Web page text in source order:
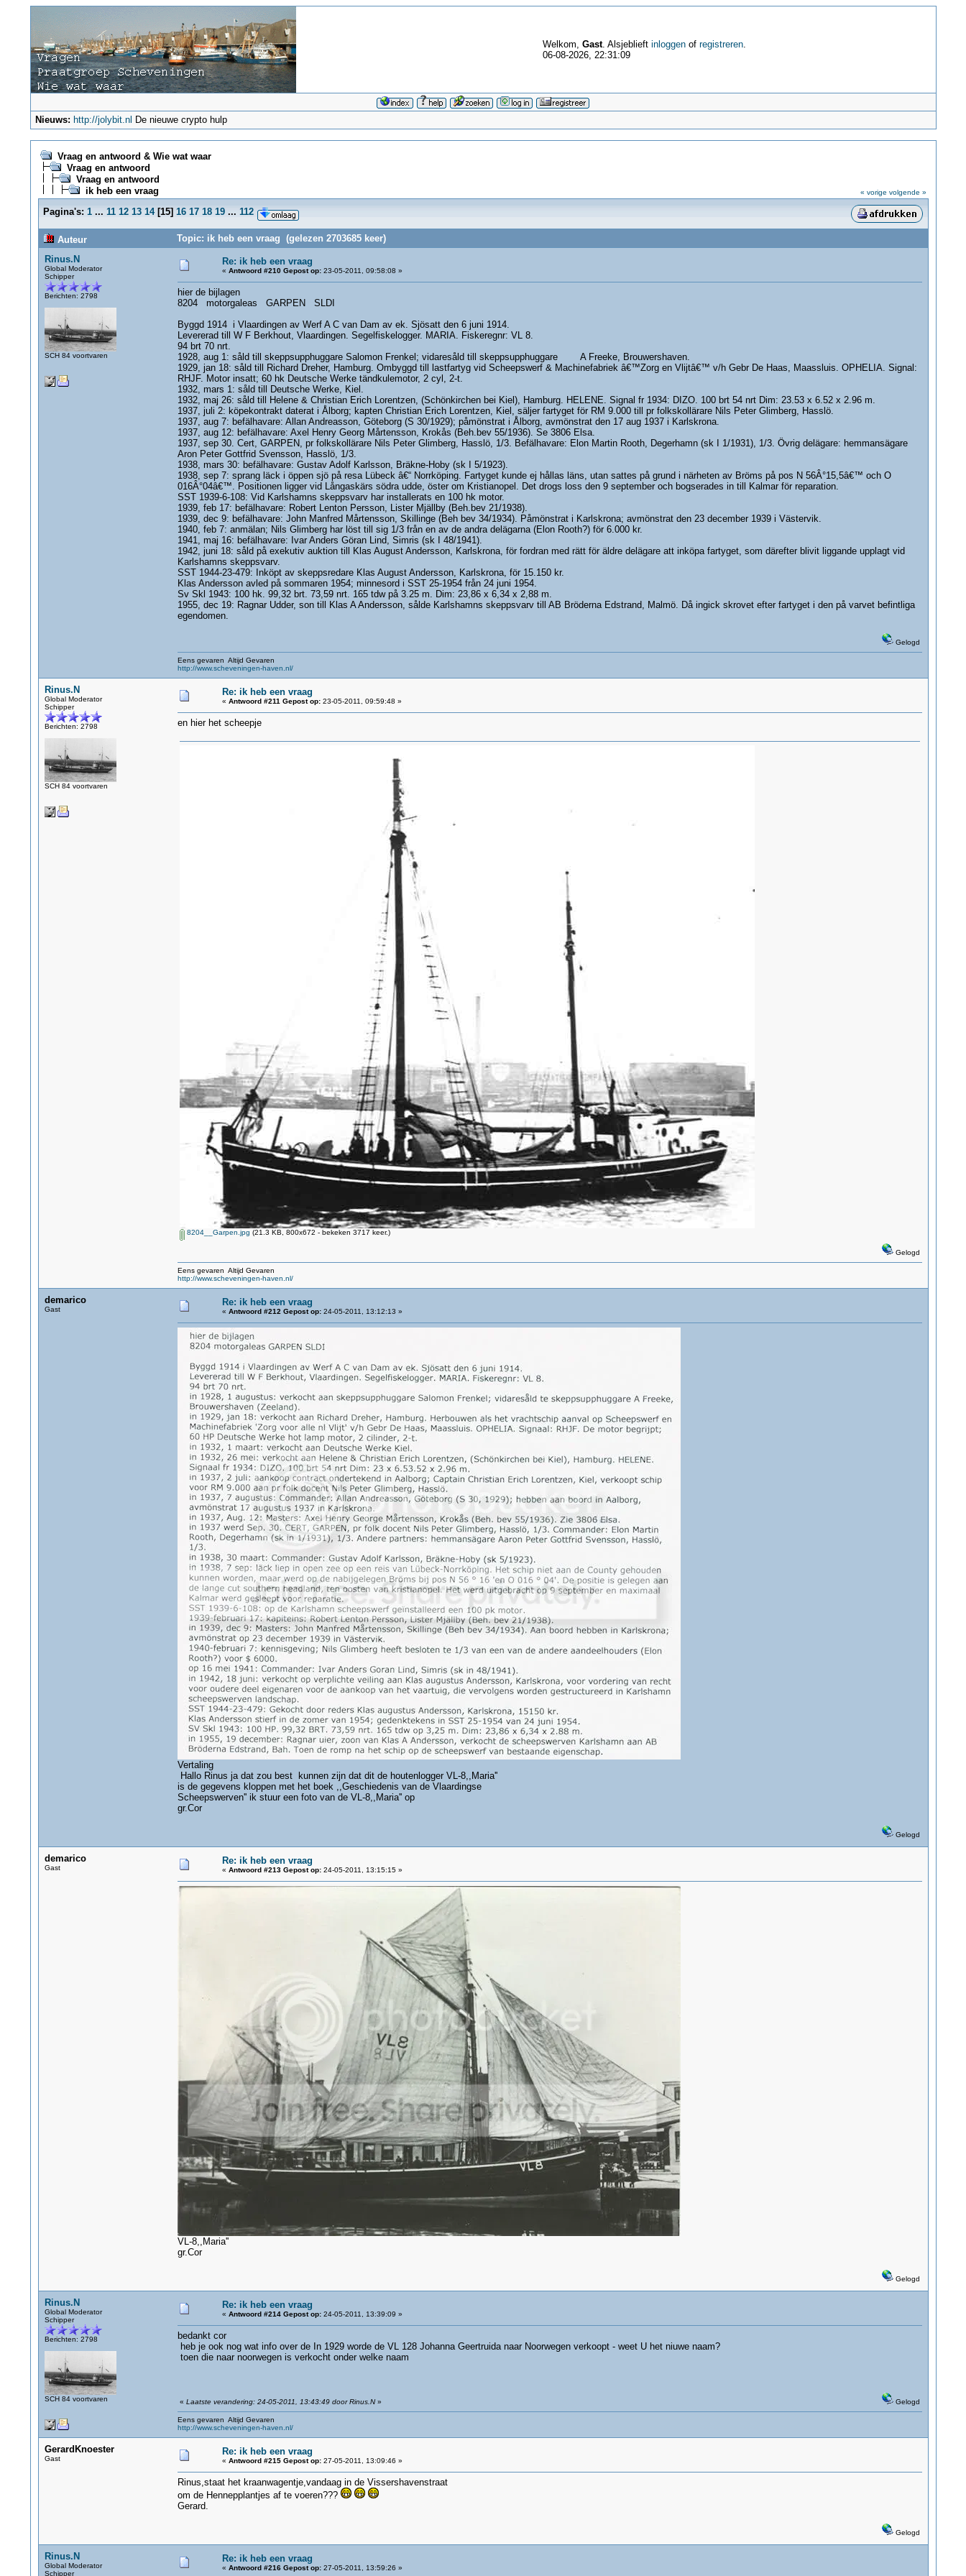
Welkom, Gast. Alsjeblieft inloggenof registreren.
06-08-2026, 22:31:09
Nieuws: http://jolybit.nl De nieuwe crypto hulp
Vraag en antwoord & Wie wat waar
Vraag en antwoord
Vraag en antwoord
ik heb een vraag
« vorige volgende »
Pagina's: 1 ... 11 12 13 14[15] 16 17 18 19 ... 112
Auteur
Topic: ik heb een vraag (gelezen 2703685 keer)
Rinus.N
Global Moderator
Schipper
Berichten: 2798
SCH 84 voortvaren
Re: ik heb een vraag
« Antwoord #210 Gepost op:23-05-2011, 09:58:08 »
hier de bijlagen
8204 motorgaleas GARPEN SLDI
Byggd 1914 i Vlaardingen av Werf A C van Dam av ek. Sjösatt den 6 juni 1914.
Levererad till W F Berkhout, Vlaardingen. Segelfiskelogger. MARIA. Fiskeregnr: VL 8.
94 brt 70 nrt.
1928, aug 1: såld till skeppsupphuggare Salomon Frenkel; vidaresåld till skeppsupphuggare A Freeke, Brouwershaven.
1929, jan 18: såld till Richard Dreher, Hamburg. Ombyggd till lastfartyg vid Scheepswerf & Machinefabriek â€™Zorg en Vlijtâ€™ v/h Gebr De Haas, Maassluis. OPHELIA. Signal:
RHJF. Motor insatt; 60 hk Deutsche Werke tändkulemotor, 2 cyl, 2-t.
1932, mars 1: såld till Deutsche Werke, Kiel.
1932, maj 26: såld till Helene & Christian Erich Lorentzen, (Schönkirchen bei Kiel), Hamburg. HELENE. Signal fr 1934: DIZO. 100 brt 54 nrt Dim: 23.53 x 6.52 x 2.96 m.
1937, juli 2: köpekontrakt daterat i Ålborg; kapten Christian Erich Lorentzen, Kiel, säljer fartyget för RM 9.000 till pr folkskollärare Nils Peter Glimberg, Hasslö.
1937, aug 7: befälhavare: Allan Andreasson, Göteborg (S 30/1929); påmönstrat i Ålborg, avmönstrat den 17 aug 1937 i Karlskrona.
1937, aug 12: befälhavare: Axel Henry Georg Mårtensson, Krokås (Beh.bev 55/1936). Se 3806 Elsa.
1937, sep 30. Cert, GARPEN, pr folkskollärare Nils Peter Glimberg, Hasslö, 1/3. Befälhavare: Elon Martin Rooth, Degerhamn (sk I 1/1931), 1/3. Övrig delägare: hemmansägare
Aron Peter Gottfrid Svensson, Hasslö, 1/3.
1938, mars 30: befälhavare: Gustav Adolf Karlsson, Bräkne-Hoby (sk I 5/1923).
1938, sep 7: sprang läck i öppen sjö på resa Lübeck â€“ Norrköping. Fartyget kunde ej hållas läns, utan sattes på grund i närheten av Bröms på pos N 56Â°15,5â€™ och O
016Â°04â€™. Positionen ligger vid Långaskärs södra udde, öster om Kristianopel. Det drogs loss den 9 september och bogserades in till Kalmar för reparation.
SST 1939-6-108: Vid Karlshamns skeppsvarv har installerats en 100 hk motor.
1939, feb 17: befälhavare: Robert Lenton Persson, Lister Mjällby (Beh.bev 21/1938).
1939, dec 9: befälhavare: John Manfred Mårtensson, Skillinge (Beh bev 34/1934). Påmönstrat i Karlskrona; avmönstrat den 23 december 1939 i Västervik.
1940, feb 7: anmälan; Nils Glimberg har löst till sig 1/3 från en av de andra delägarna (Elon Rooth?) för 6.000 kr.
1941, maj 16: befälhavare: Ivar Anders Göran Lind, Simris (sk I 48/1941).
1942, juni 18: såld på exekutiv auktion till Klas August Andersson, Karlskrona, för fordran med rätt för äldre delägare att inköpa fartyget, som därefter blivit liggande upplagt vid
Karlshamns skeppsvarv.
SST 1944-23-479: Inköpt av skeppsredare Klas August Andersson, Karlskrona, för 15.150 kr.
Klas Andersson avled på sommaren 1954; minnesord i SST 25-1954 från 24 juni 1954.
Sv Skl 1943: 100 hk. 99,32 brt. 73,59 nrt. 165 tdw på 3.25 m. Dim: 23,86 x 6,34 x 2,88 m.
1955, dec 19: Ragnar Udder, son till Klas A Andersson, sålde Karlshamns skeppsvarv till AB Bröderna Edstrand, Malmö. Då ingick skrovet efter fartyget i den på varvet befintliga
egendomen.
Gelogd
Eens gevaren Altijd Gevaren
http://www.scheveningen-haven.nl/
Rinus.N
Global Moderator
Schipper
Berichten: 2798
SCH 84 voortvaren
Re: ik heb een vraag
« Antwoord #211 Gepost op:23-05-2011, 09:59:48 »
en hier het scheepje
8204__Garpen.jpg (21.3 KB, 800x672 - bekeken 3717 keer.)
Gelogd
Eens gevaren Altijd Gevaren
http://www.scheveningen-haven.nl/
demarico
Gast
Re: ik heb een vraag
« Antwoord #212 Gepost op:24-05-2011, 13:12:13 »
Vertaling
Hallo Rinus ja dat zou best kunnen zijn dat dit de houtenlogger VL-8,,Maria''
is de gegevens kloppen met het boek ,,Geschiedenis van de Vlaardingse
Scheepswerven'' ik stuur een foto van de VL-8,,Maria'' op
gr.Cor
Gelogd
demarico
Gast
Re: ik heb een vraag
« Antwoord #213 Gepost op:24-05-2011, 13:15:15 »
VL-8,,Maria''
gr.Cor
Gelogd
Rinus.N
Global Moderator
Schipper
Berichten: 2798
SCH 84 voortvaren
Re: ik heb een vraag
« Antwoord #214 Gepost op:24-05-2011, 13:39:09 »
bedankt cor
heb je ook nog wat info over de In 1929 worde de VL 128 Johanna Geertruida naar Noorwegen verkoopt - weet U het niuwe naam?
toen die naar noorwegen is verkocht onder welke naam
« Laatste verandering: 24-05-2011, 13:43:49 door Rinus.N» Gelogd
Eens gevaren Altijd Gevaren
http://www.scheveningen-haven.nl/
GerardKnoester
Gast
Re: ik heb een vraag
« Antwoord #215 Gepost op:27-05-2011, 13:09:46 »
Rinus,staat het kraanwagentje,vandaag in de Vissershavenstraat
om de Hennepplantjes af te voeren???
Gerard.
Gelogd
Rinus.N
Global Moderator
Schipper
Re: ik heb een vraag
« Antwoord #216 Gepost op:27-05-2011, 13:59:26 »